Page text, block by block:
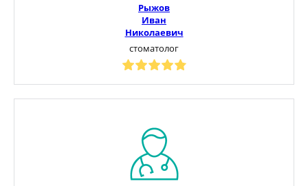
Рыжов
Иван
Николаевич
стоматолог